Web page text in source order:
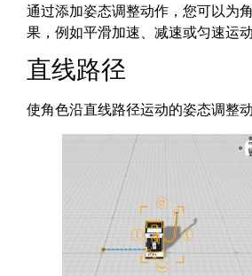
通过添加姿态调整动作，您可以为
果，例如平滑加速、减速或匀速运动
直线路径
使角色沿直线路径运动的姿态调整动